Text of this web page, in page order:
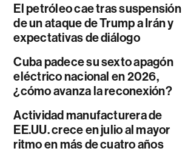
El petróleo cae tras suspensión
de un ataque de Trump a Irán y
expectativas de diálogo
Cuba padece su sexto apagón
eléctrico nacional en 2026,
¿cómo avanza la reconexión?
Actividad manufacturera de
EE.UU. crece en julio al mayor
ritmo en más de cuatro años